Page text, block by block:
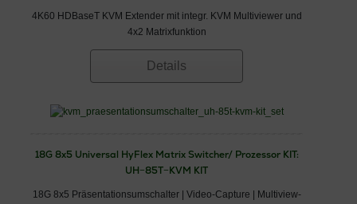
4K60 HDBaseT KVM Extender mit integr. KVM Multiviewer und
4x2 Matrixfunktion
Details
18G 8x5 Universal HyFlex Matrix Switcher/ Prozessor KIT:
UH−85T−KVM KIT
18G 8x5 Präsentationsumschalter | Video-Capture | Multiview-